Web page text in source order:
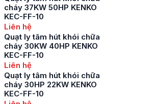
cháy 37KW 50HP KENKO
KEC-FF-10
Liên hệ
Quạt ly tâm hút khói chữa
cháy 30KW 40HP KENKO
KEC-FF-10
Liên hệ
Quạt ly tâm hút khói chữa
cháy 30HP 22KW KENKO
KEC-FF-10